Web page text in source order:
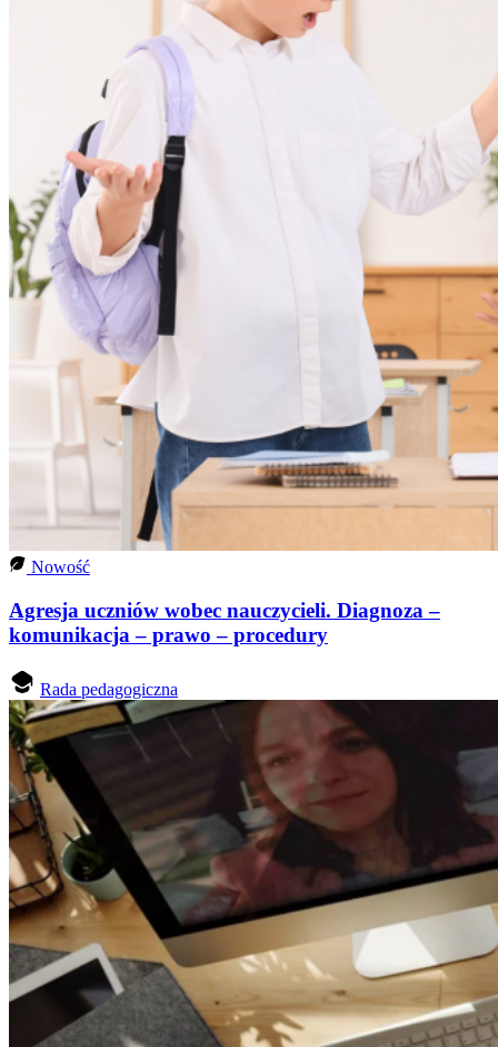
Nowość
Agresja uczniów wobec nauczycieli. Diagnoza –
komunikacja – prawo – procedury
Rada pedagogiczna